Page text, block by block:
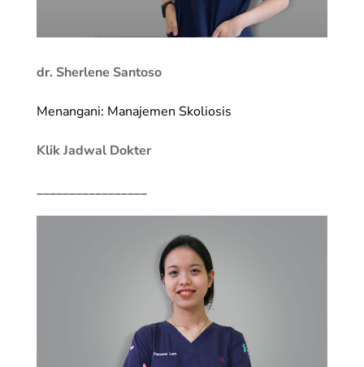
dr. Sherlene Santoso
Menangani: Manajemen Skoliosis
Klik Jadwal Dokter
_________________